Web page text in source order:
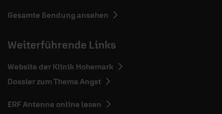
Gesamte Sendung ansehen
Weiterführende Links
Website der Klinik Hohemark
Dossier zum Thema Angst
ERF Antenne online lesen